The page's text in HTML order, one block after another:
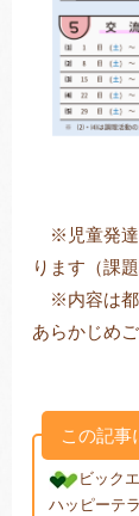
※児童発達
ります（課
※内容は都
あらかじめ
この記事
ビック
ハッピーテ